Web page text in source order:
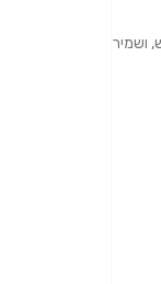
ושמירה